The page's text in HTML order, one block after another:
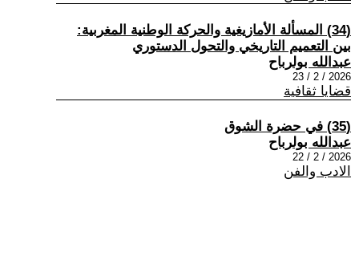
(34) المسألة الأمازيغية والحركة الوطنية المغربية:
بين التعميم التاريخي والتحول الدستوري
عبدالله بولرباح
2026 / 2 / 23
قضايا ثقافية
(35) في حضرة الشوق
عبدالله بولرباح
2026 / 2 / 22
الادب والفن